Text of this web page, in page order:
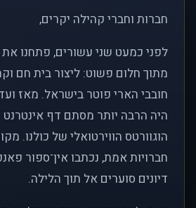
חברות וחברי קהילה יקרים,
מתוך חלום פשוט: ליצור בית חם
חובבי הארי פוטר בישראל. מאז
היה הרבה יותר מסתם דף אינטרנט
הוגוורטס הווירטואלי של כולנו.
חברויות אמת, נכתבו אין־ספור
דיונים סוערים אל תוך הלילה.